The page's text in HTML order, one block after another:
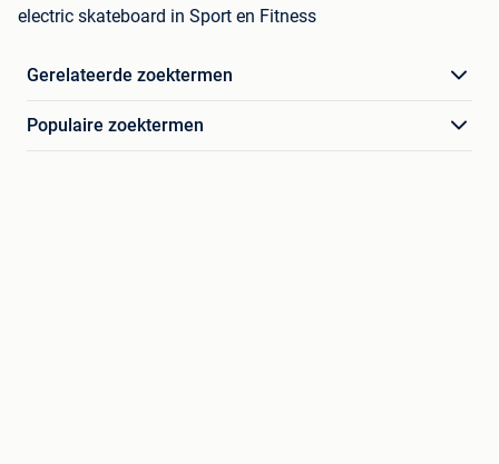
electric skateboard in Sport en Fitness
Gerelateerde zoektermen
Populaire zoektermen